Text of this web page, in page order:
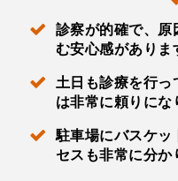
診察が的確で、原
む安心感がありま
土日も診療を行っ
は非常に頼りにな
駐車場にバスケッ
セスも非常に分か